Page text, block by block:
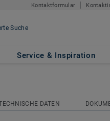
Kontaktformular
Suche
Service & Inspiration
DATEN